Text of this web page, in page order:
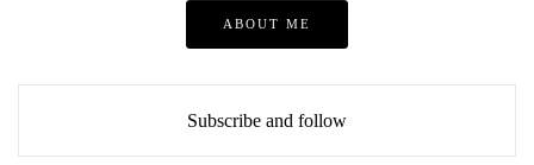
ABOUT ME
Subscribe and follow